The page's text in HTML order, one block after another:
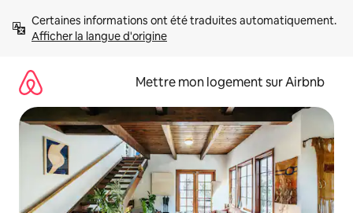
directement
Afficher la langue d'origine
Mettre mon logement sur Airbnb